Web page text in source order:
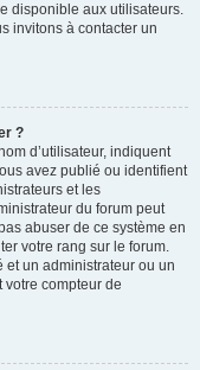
disponible aux utilisateurs.
invitons à contacter un
?
d’utilisateur, indiquent
avez publié ou identifient
et les
du forum peut
abuser de ce système en
votre rang sur le forum.
et un administrateur ou un
compteur de